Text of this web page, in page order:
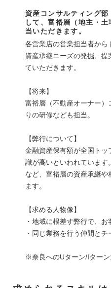
資産コンサルティング
して、富裕層（地主・
当いただきます。
各営業店の営業担当者から
資産承継ニーズの発掘、
ていただきます。
【将来】
富裕層（不動産オーナー）
りの研修なども担当。
【弊行について】
金融資産保有額が全国ト
識が高いといわれています
など、富裕層の資産承継
ます。
【求める人物像】
・地域に根差す弊行で、
・同じ業務を行う仲間と
※奈良へのUターン/Iターン